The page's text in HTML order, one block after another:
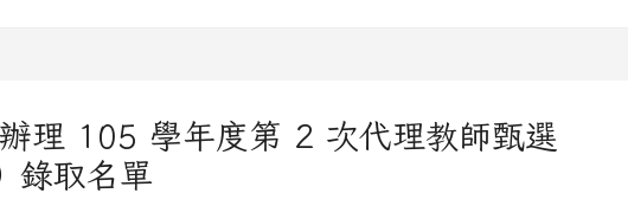
理 105 學年度第 2 次代理教師甄選
錄取名單